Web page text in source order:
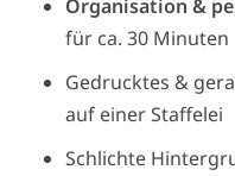
Organisation &
für ca. 30 Minuten
Gedrucktes &
auf einer Staffelei
Schlichte